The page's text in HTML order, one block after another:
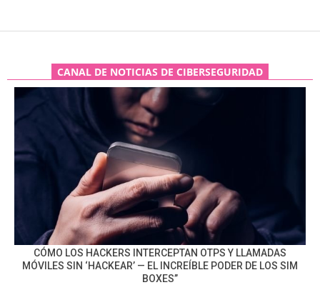
CANAL DE NOTICIAS DE CIBERSEGURIDAD
CÓMO LOS HACKERS INTERCEPTAN OTPS Y LLAMADAS
MÓVILES SIN ‘HACKEAR’ — EL INCREÍBLE PODER DE LOS SIM
BOXES”